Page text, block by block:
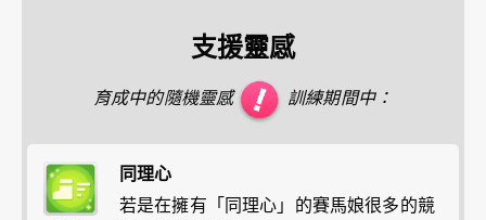
支援靈感
育成中的隨機靈感 訓練期間中：
同理心
若是在擁有「同理心」的賽馬娘很多的競